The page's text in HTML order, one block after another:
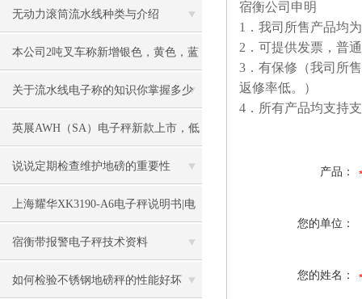
理
无动力滚筒流水线种类与介绍
本公司2吨叉车称新增银色，黄色，蓝
色，黑色可选
关于流水线电子称的知识你掌握多少
英展AWH（SA）电子秤新款上市，低
价冲市场
说说定期检查维护地磅的重要性
上海耀华XK3190-A6电子秤说明书|电
子秤|电子叉车称|磅秤
宿衡带报警电子秤技术资料
如何检验不锈钢地磅秤的性能好坏
宿衡公司申明
1．我司所售产品均
2．可提供发票，普
3．有保修（我司所
返修率低。）
4．所有产品均支持
产品：
您的单位：
您的姓名：